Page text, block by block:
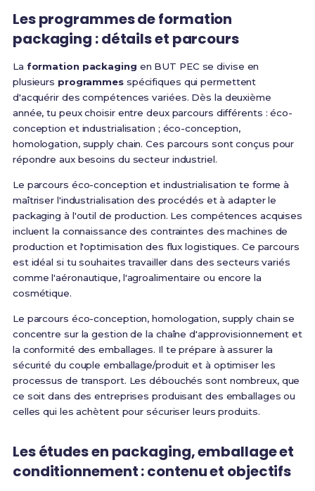
Les programmes de formation
packaging : détails et parcours
La formation packaging en BUT PEC se divise en
plusieurs programmesspécifiques qui permettent
d'acquérir des compétences variées. Dès la deuxième
année, tu peux choisir entre deux parcours différents : éco-
conception et industrialisation ; éco-conception,
homologation, supply chain. Ces parcours sont conçus pour
répondre aux besoins du secteur industriel.
Le parcours éco-conception et industrialisation te forme à
maîtriser l'industrialisation des procédés et à adapter le
packaging à l'outil de production. Les compétences acquises
incluent la connaissance des contraintes des machines de
production et l'optimisation des flux logistiques. Ce parcours
est idéal si tu souhaites travailler dans des secteurs variés
comme l'aéronautique, l'agroalimentaire ou encore la
cosmétique.
Le parcours éco-conception, homologation, supply chain se
concentre sur la gestion de la chaîne d'approvisionnement et
la conformité des emballages. Il te prépare à assurer la
sécurité du couple emballage/produit et à optimiser les
processus de transport. Les débouchés sont nombreux, que
ce soit dans des entreprises produisant des emballages ou
celles qui les achètent pour sécuriser leurs produits.
Les études en packaging, emballage et
conditionnement : contenu et objectifs